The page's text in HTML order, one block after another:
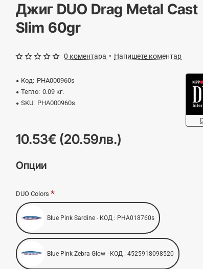
Джиг DUO Drag Metal Cast
Slim 60gr
Код: PHA000960s
Тегло: 0.09 кг.
SKU: PHA000960s
0 коментара • Напишете коментар
10.53€ (20.59лв.)
Опции
DUO Colors
Blue Pink Sardine - КОД : PHA018760s
Blue Pink Zebra Glow - КОД : 4525918098520